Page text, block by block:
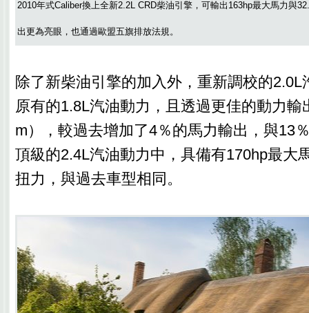
2010年式Caliber換上全新2.2L CRD柴油引擎，可輸出163hp最大馬力與
出更為亮眼，也通過歐盟五旗排放法規。
除了新柴油引擎的加入外，重新調校的2.0L
原有的1.8L汽油動力，且透過更佳的動力輸
m），較過去增加了4％的馬力輸出，與13
頂級的2.4L汽油動力中，具備有170hp最大
扭力，與過去車型相同。